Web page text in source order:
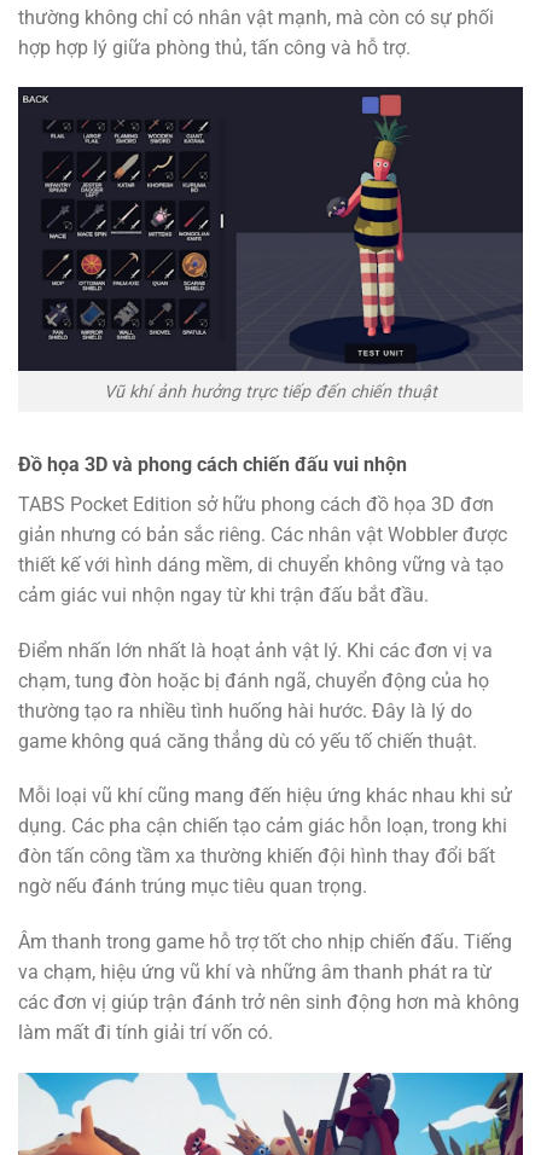
thường không chỉ có nhân vật mạnh, mà còn có sự phối
hợp hợp lý giữa phòng thủ, tấn công và hỗ trợ.
Vũ khí ảnh hưởng trực tiếp đến chiến thuật
Đồ họa 3D và phong cách chiến đấu vui nhộn
TABS Pocket Edition sở hữu phong cách đồ họa 3D đơn
giản nhưng có bản sắc riêng. Các nhân vật Wobbler được
thiết kế với hình dáng mềm, di chuyển không vững và tạo
cảm giác vui nhộn ngay từ khi trận đấu bắt đầu.
Điểm nhấn lớn nhất là hoạt ảnh vật lý. Khi các đơn vị va
chạm, tung đòn hoặc bị đánh ngã, chuyển động của họ
thường tạo ra nhiều tình huống hài hước. Đây là lý do
game không quá căng thẳng dù có yếu tố chiến thuật.
Mỗi loại vũ khí cũng mang đến hiệu ứng khác nhau khi sử
dụng. Các pha cận chiến tạo cảm giác hỗn loạn, trong khi
đòn tấn công tầm xa thường khiến đội hình thay đổi bất
ngờ nếu đánh trúng mục tiêu quan trọng.
Âm thanh trong game hỗ trợ tốt cho nhịp chiến đấu. Tiếng
va chạm, hiệu ứng vũ khí và những âm thanh phát ra từ
các đơn vị giúp trận đánh trở nên sinh động hơn mà không
làm mất đi tính giải trí vốn có.